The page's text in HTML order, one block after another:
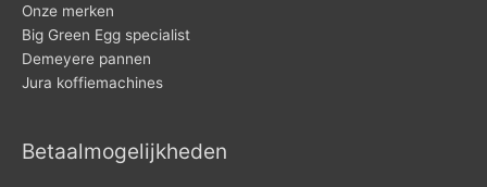
Onze merken
Big Green Egg specialist
Demeyere pannen
Jura koffiemachines
Betaalmogelijkheden